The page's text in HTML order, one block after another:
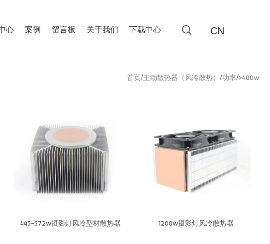
CN
心 案例 留言板 关于我们 下载中心
首页/主动散热器（风冷散热） /功率/>400w
445-572w摄影灯风冷型材散热器 1200w摄影灯风冷散热器